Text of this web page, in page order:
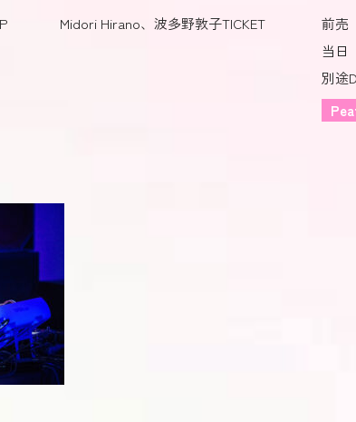
Midori Hirano、波多野敦子TICKET
前売
当日
別途